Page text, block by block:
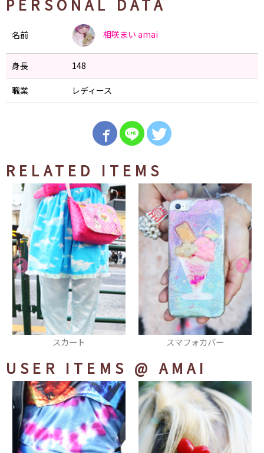
PERSONAL DATA
名前 相咲まい amai
身長 148
職業 レディース
RELATED ITEMS
スカート スマフォカバー
USER ITEMS @ AMAI